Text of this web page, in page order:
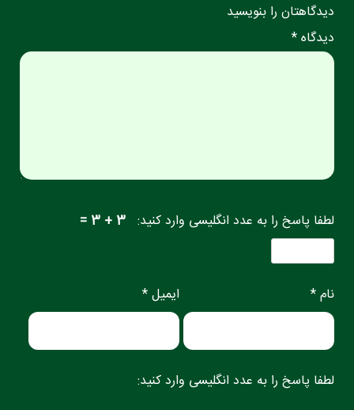
دیدگاهتان را بنویسید
دیدگاه *
لطفا پاسخ را به عدد انگلیسی وارد کنید: 3 + 3 =
نام * ایمیل *
لطفا پاسخ را به عدد انگلیسی وارد کنید: